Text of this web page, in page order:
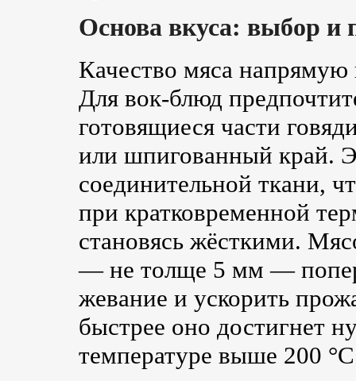
Основа вкуса: выбор и
Качество мяса напрямую
Для вок-блюд
готовящиеся части
или шпигованный край.
соединительной ткани,
при кратковременной
становясь жёсткими.
— не толще 5 мм —
жевание и ускорить
быстрее оно достигнет
температуре выше 200